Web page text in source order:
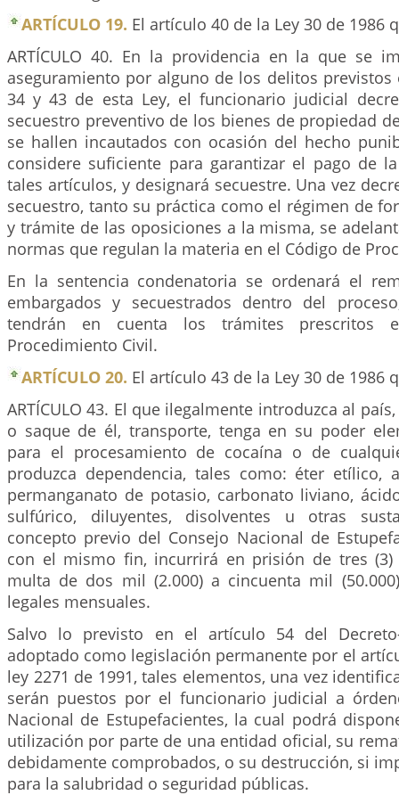
ARTÍCULO 19. El artículo 40 de la Ley 30 de 1986
ARTÍCULO 40. En la providencia en la que se
aseguramiento por alguno de los delitos previstos
34 y 43 de esta Ley, el funcionario judicial
secuestro preventivo de los bienes de propiedad
se hallen incautados con ocasión del hecho
considere suficiente para garantizar el pago de
tales artículos, y designará secuestre. Una vez
secuestro, tanto su práctica como el régimen de
y trámite de las oposiciones a la misma, se
normas que regulan la materia en el Código de
En la sentencia condenatoria se ordenará el
embargados y secuestrados dentro del
tendrán en cuenta los trámites prescritos
Procedimiento Civil.
ARTÍCULO 20. El artículo 43 de la Ley 30 de 1986
ARTÍCULO 43. El que ilegalmente introduzca al
o saque de él, transporte, tenga en su poder
para el procesamiento de cocaína o de
produzca dependencia, tales como: éter etílico,
permanganato de potasio, carbonato liviano,
sulfúrico, diluyentes, disolventes u otras
concepto previo del Consejo Nacional de
con el mismo fin, incurrirá en prisión de tres (3)
multa de dos mil (2.000) a cincuenta mil
legales mensuales.
Salvo lo previsto en el artículo 54 del
adoptado como legislación permanente por el
ley 2271 de 1991, tales elementos, una vez
serán puestos por el funcionario judicial a
Nacional de Estupefacientes, la cual podrá
utilización por parte de una entidad oficial, su
debidamente comprobados, o su destrucción, si
para la salubridad o seguridad públicas.